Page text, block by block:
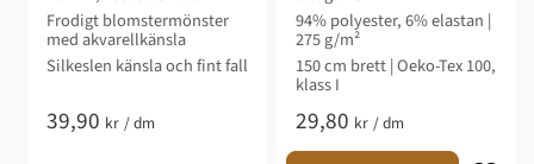
Frodigt blomstermönster
med akvarellkänsla
Silkeslen känsla och fint fall
39,90 kr /dm
94% polyester, 6% elastan |
275 g/m²
150 cm brett | Oeko-Tex 100,
klass I
29,80 kr /dm